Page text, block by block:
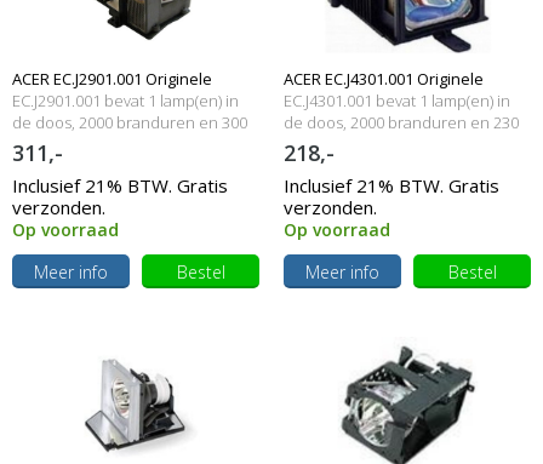
ACER EC.J2901.001 Originele
lampmodule
EC.J2901.001 bevat 1 lamp(en) in
de doos, 2000 branduren en 300
Watt
311,-
Inclusief 21% BTW. Gratis
verzonden.
Op voorraad
Meer info
Bestel
ACER EC.J4301.001 Originele
lampmodule
EC.J4301.001 bevat 1 lamp(en) in
de doos, 2000 branduren en 230
Watt
218,-
Inclusief 21% BTW. Gratis
verzonden.
Op voorraad
Meer info
Bestel